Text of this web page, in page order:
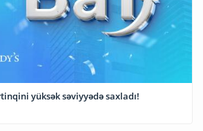
yüksək səviyyədə saxladı!